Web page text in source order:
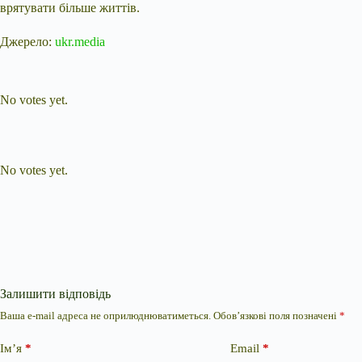
врятувати більше життів.
Джерело: ukr.media
No votes yet.
No votes yet.
Залишити відповідь
Ваша e-mail адреса не оприлюднюватиметься. Обов’язкові поля позначені *
Ім’я * Email *